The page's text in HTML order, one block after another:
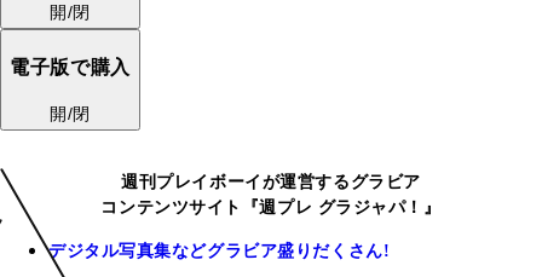
開/閉
電子版で購入
開/閉
週刊プレイボーイが運営するグラビア
コンテンツサイト『週プレ グラジャパ！』
デジタル写真集などグラビア盛りだくさん!